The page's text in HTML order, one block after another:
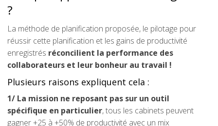
?
La méthode de planification proposée, le pilotage pour
réussir cette planification et les gains de productivité
enregistrés réconcilient la performance des
collaborateurs et leur bonheur au travail !
Plusieurs raisons expliquent cela :
1/ La mission ne reposant pas sur un outil
spécifique en particulier, tous les cabinets peuvent
gagner +25 à +50% de productivité avec un mix